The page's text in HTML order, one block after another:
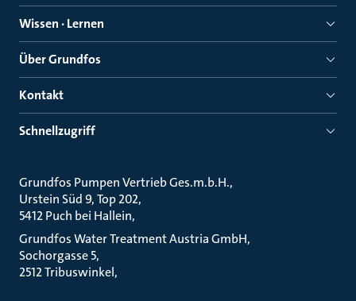
Wissen · Lernen
Über Grundfos
Kontakt
Schnellzugriff
Grundfos Pumpen Vertrieb Ges.m.b.H.
Urstein Süd 9, Top 202
5412 Puch bei Hallein
Grundfos Water Treatment Austria GmbH
Sochorgasse 5
2512 Tribuswinkel